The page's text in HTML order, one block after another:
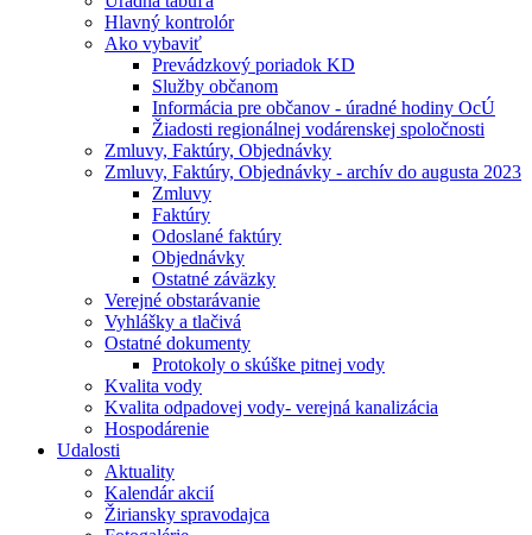
Hlavný kontrolór
Ako vybaviť
Prevádzkový poriadok KD
Služby občanom
Informácia pre občanov - úradné hodiny OcÚ
Žiadosti regionálnej vodárenskej spoločnosti
Zmluvy, Faktúry, Objednávky
Zmluvy, Faktúry, Objednávky - archív do augusta 2023
Zmluvy
Faktúry
Odoslané faktúry
Objednávky
Ostatné záväzky
Verejné obstarávanie
Vyhlášky a tlačivá
Ostatné dokumenty
Protokoly o skúške pitnej vody
Kvalita vody
Kvalita odpadovej vody- verejná kanalizácia
Hospodárenie
Udalosti
Aktuality
Kalendár akcií
Žiriansky spravodajca